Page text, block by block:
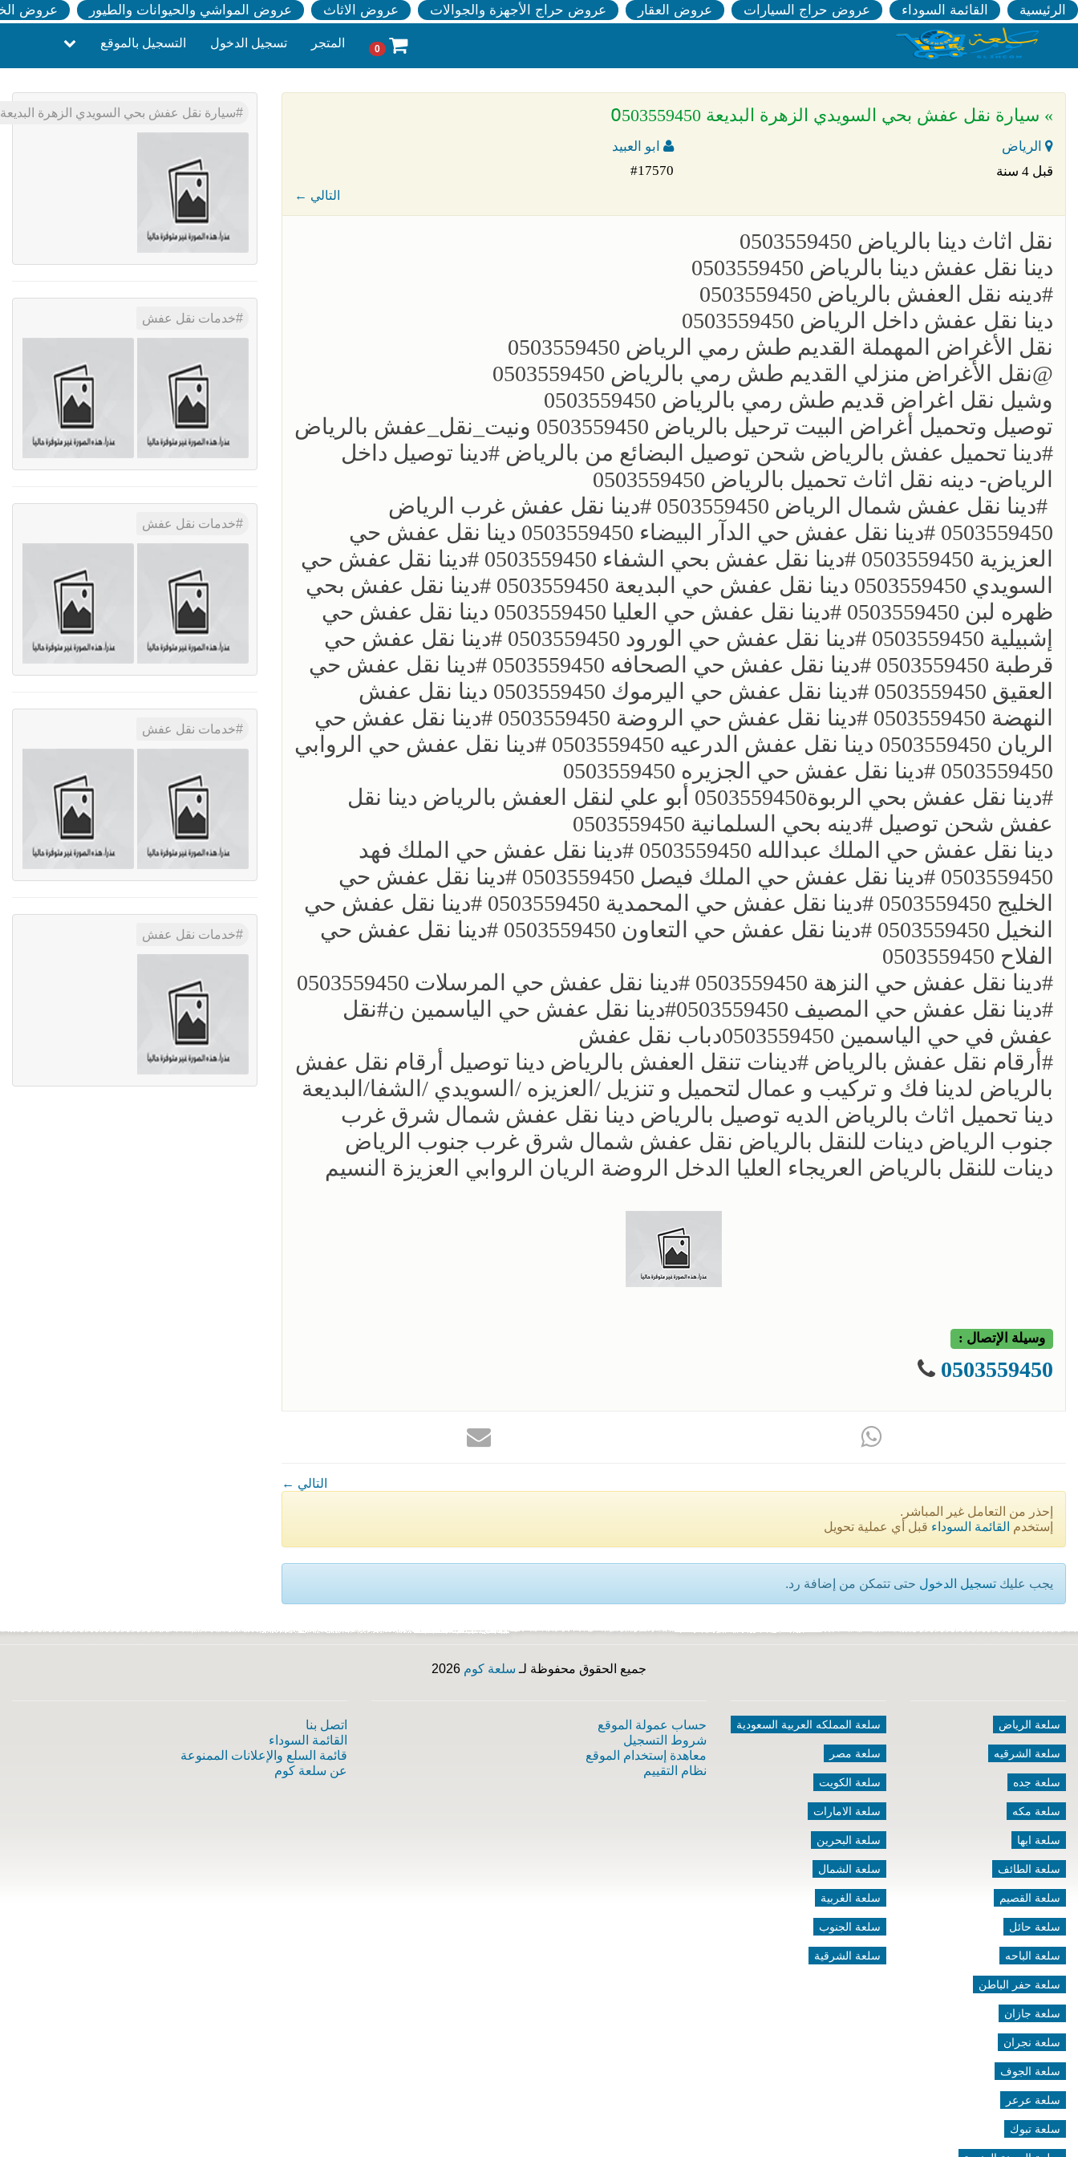
الرئيسية القائمة السوداء عروض حراج السيارات عروض العقار عروض حراج الأجهزة والجوالات عروض الاثاث عروض المواشي والحيوانات والطيور عروض
0 المتجر تسجيل الدخول التسجيل بالموقع
» سيارة نقل عفش بحي السويدي الزهرة البديعة 0َ503559450
الرياض
ابو العبيد
قبل 4 سنة
#17570
← التالي
؜نقل اثاث دينا بالرياض 0503559450
؜دينا نقل عفش دينا بالرياض 0503559450
؜؜#دينه نقل العفش بالرياض 0503559450
؜دينا نقل عفش داخل الرياض 0503559450
؜نقل الأغراض المهملة القديم طش رمي الرياض 0503559450
؜؜@نقل الأغراض منزلي القديم طش رمي بالرياض 0503559450
؜وشيل نقل اغراض قديم طش رمي بالرياض 0503559450
؜توصيل وتحميل أغراض البيت ترحيل بالرياض 0503559450 ونيت_نقل_عفش بالرياض
؜؜#دينا تحميل عفش بالرياض شحن توصيل البضائع من بالرياض ؜#دينا توصيل داخل
الرياض- دينه نقل اثاث تحميل بالرياض 0503559450
؜ ؜#دينا نقل عفش شمال الرياض 0503559450 ؜#دينا نقل عفش غرب الرياض
0503559450 ؜#دينا نقل عفش حي الدآر البيضاء 0503559450 دينا نقل عفش حي
العزيزية 0503559450 ؜#دينا نقل عفش بحي الشفاء 0503559450 ؜#دينا نقل عفش حي
السويدي 0503559450 دينا نقل عفش حي البديعة 0503559450 ؜#دينا نقل عفش بحي
ظهره لبن 0503559450 ؜#دينا نقل عفش حي العليا 0503559450 دينا نقل عفش حي
إشبيلية 0503559450 ؜#دينا نقل عفش حي الورود 0503559450 ؜#دينا نقل عفش حي
قرطبة 0503559450 ؜#دينا نقل عفش حي الصحافه 0503559450 ؜#دينا نقل عفش حي
العقيق 0503559450 ؜#دينا نقل عفش حي اليرموك 0503559450 دينا نقل عفش
النهضة 0503559450 ؜#دينا نقل عفش حي الروضة 0503559450 ؜#دينا نقل عفش حي
الريان 0503559450 دينا نقل عفش الدرعيه 0503559450 ؜#دينا نقل عفش حي الروابي
0503559450 ؜#دينا نقل عفش حي الجزيره 0503559450
؜؜#دينا نقل عفش بحي الربوة0503559450 أبو علي لنقل العفش بالرياض دينا نقل
عفش شحن توصيل ؜#دينه بحي السلمانية 0503559450
؜دينا نقل عفش حي الملك عبدالله 0503559450 ؜#دينا نقل عفش حي الملك فهد
0503559450 ؜#دينا نقل عفش حي الملك فيصل 0503559450 ؜#دينا نقل عفش حي
الخليج 0503559450 ؜#دينا نقل عفش حي المحمدية 0503559450 ؜#دينا نقل عفش حي
النخيل 0503559450 ؜#دينا نقل عفش حي التعاون 0503559450 ؜#دينا نقل عفش حي
الفلاح 0503559450
؜؜#دينا نقل عفش حي النزهة 0503559450 ؜#دينا نقل عفش حي المرسلات 0503559450
؜#دينا نقل عفش حي المصيف 0503559450؜#دينا نقل عفش حي الياسمين ن؜#نقل
عفش في حي الياسمين 0503559450دباب نقل عفش
؜؜#أرقام نقل عفش بالرياض ؜#دينات تنقل العفش بالرياض دينا توصيل أرقام نقل عفش
بالرياض لدينا فك و تركيب و عمال لتحميل و تنزيل /العزيزه /السويدي /الشفا/البديعة
دينا تحميل اثاث بالرياض الديه توصيل بالرياض دينا نقل عفش شمال شرق غرب
جنوب الرياض دينات للنقل بالرياض نقل عفش شمال شرق غرب جنوب الرياض
دينات للنقل بالرياض العريجاء العليا الدخل الروضة الريان الروابي العزيزة النسيم
وسيلة الإتصال :
0503559450
← التالي
إحذر من التعامل غير المباشر.
إستخدم القائمة السوداء قبل أي عملية تحويل
يجب عليك تسجيل الدخول حتى تتمكن من إضافة رد.
سيارة نقل عفش بحي السويدي الزهرة البديعة
خدمات نقل عفش
خدمات نقل عفش
خدمات نقل عفش
خدمات نقل عفش
جميع الحقوق محفوظة لـ سلعة كوم
سلعة الرياض
سلعة الشرقيه
سلعة جده
سلعة مكه
سلعة ابها
سلعة الطائف
سلعة القصيم
سلعة حائل
سلعة الباحه
سلعة حفر الباطن
سلعة جازان
سلعة نجران
سلعة الجوف
سلعة عرعر
سلعة تبوك
سلعة المملكه العربية السعودية
سلعة مصر
سلعة الكويت
سلعة الامارات
سلعة البحرين
سلعة الشمال
سلعة الغربية
سلعة الجنوب
سلعة الشرقية
حساب عمولة الموقع
شروط التسجيل
معاهدة إستخدام الموقع
نظام التقييم
اتصل بنا
القائمة السوداء
قائمة السلع والإعلانات الممنوعة
عن سلعة كوم